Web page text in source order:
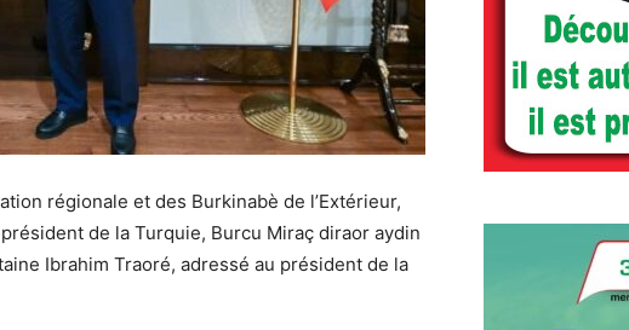
régionale et des Burkinabè de l’Extérieur,
de la Turquie, Burcu Miraç diraor aydin
Ibrahim Traoré, adressé au président de la